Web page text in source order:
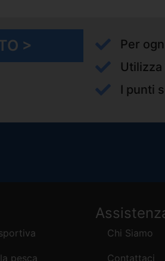
>
Per
I punti
pesca
Chi Siamo
Contattaci